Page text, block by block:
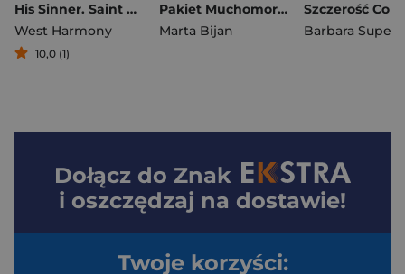
His Sinner. Saint & Sinner. Tom 2
West Harmony
10,0 (1)
Pakiet Muchomory w cukrze / Wakacje pod morzem
Marta Bijan
Barbara Supeł
Dołącz do Znak
i oszczędzaj na dostawie!
Twoje korzyści: